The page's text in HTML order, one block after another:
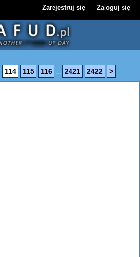
Zarejestruj się Zaloguj się
114 115 116 ... 2421 2422 >